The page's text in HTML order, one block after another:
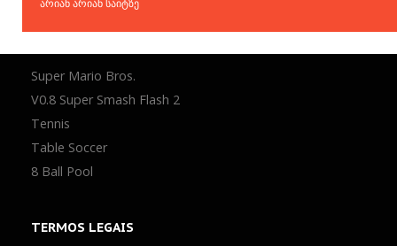
არიან არიან საიტზე
Super Mario Bros.
V0.8 Super Smash Flash 2
Tennis
Table Soccer
8 Ball Pool
TERMOS LEGAIS